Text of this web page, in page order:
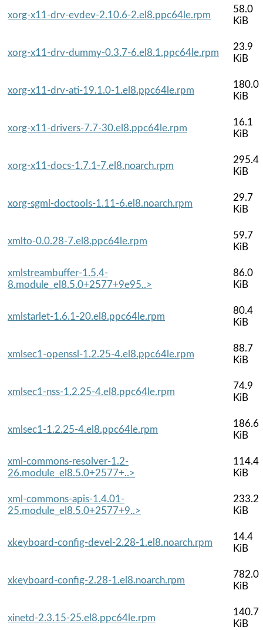
xorg-x11-drv-evdev-2.10.6-2.el8.ppc64le.rpm
58.0
KiB
xorg-x11-drv-dummy-0.3.7-6.el8.1.ppc64le.rpm
23.9
KiB
xorg-x11-drv-ati-19.1.0-1.el8.ppc64le.rpm
180.0
KiB
xorg-x11-drivers-7.7-30.el8.ppc64le.rpm
16.1
KiB
xorg-x11-docs-1.7.1-7.el8.noarch.rpm
295.4
KiB
xorg-sgml-doctools-1.11-6.el8.noarch.rpm
29.7
KiB
xmlto-0.0.28-7.el8.ppc64le.rpm
59.7
KiB
xmlstreambuffer-1.5.4-
8.module_el8.5.0+2577+9e95..>
86.0
KiB
xmlstarlet-1.6.1-20.el8.ppc64le.rpm
80.4
KiB
xmlsec1-openssl-1.2.25-4.el8.ppc64le.rpm
88.7
KiB
xmlsec1-nss-1.2.25-4.el8.ppc64le.rpm
74.9
KiB
xmlsec1-1.2.25-4.el8.ppc64le.rpm
186.6
KiB
xml-commons-resolver-1.2-
26.module_el8.5.0+2577+..>
114.4
KiB
xml-commons-apis-1.4.01-
25.module_el8.5.0+2577+9..>
233.2
KiB
xkeyboard-config-devel-2.28-1.el8.noarch.rpm
14.4
KiB
xkeyboard-config-2.28-1.el8.noarch.rpm
782.0
KiB
xinetd-2.3.15-25.el8.ppc64le.rpm
140.7
KiB